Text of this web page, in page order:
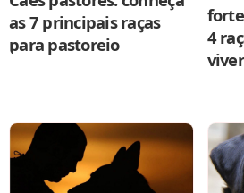
as 7 principais raças
para pastoreio
4